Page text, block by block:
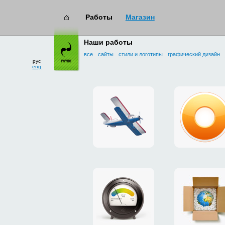
Работы Магазин
рус
eng
Наши работы
все сайты стили и логотипы графический дизайн
сайт
для
дропзоны
дизайн
плагина
g.ua
для
Chrome
промо-
сайт
утеплителя
система